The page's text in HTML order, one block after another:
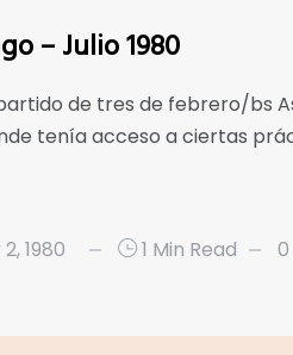
– Julio 1980
de tres de febrero/bs
tenía acceso a ciertas
1980 1 Min Read 0